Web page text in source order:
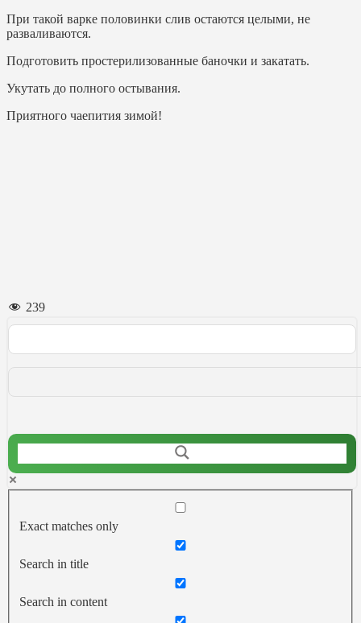
При такой варке половинки слив остаются целыми, не
разваливаются.
Подготовить простерилизованные баночки и закатать.
Укутать до полного остывания.
Приятного чаепития зимой!
239
Exact matches only
Search in title
Search in content